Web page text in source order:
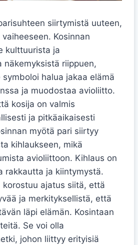
siirtymistä uuteen,
Kosinnan
kulttuurista ja
näkemyksistä riippuen,
halua jakaa elämä
ja muodostaa avioliitto.
kosija on valmis
ja pitkäaikaisesti
myötä pari siirtyy
kihlaukseen, mikä
avioliittoon. Kihlaus on
rakkautta ja kiintymystä.
korostuu ajatus siitä, että
ja merkityksellistä, että
läpi elämän. Kosintaan
Se voi olla
johon liittyy erityisiä